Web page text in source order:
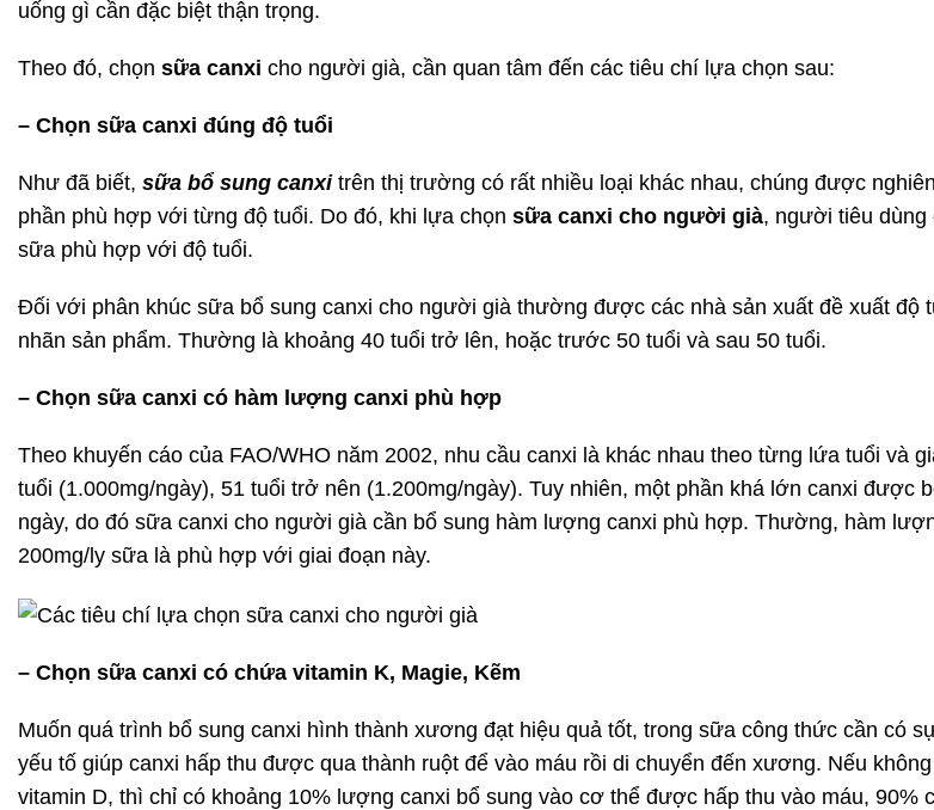
uống gì cần đặc biệt thận trọng.
Theo đó, chọn sữa canxi cho người già, cần quan tâm đến các tiêu chí lựa chọn sau:
– Chọn sữa canxi đúng độ tuổi
Như đã biết, sữa bổ sung canxitrên thị trường có rất nhiều loại khác nhau, chúng được
phần phù hợp với từng độ tuổi. Do đó, khi lựa chọn sữa canxi cho người già, người tiêu dùng
sữa phù hợp với độ tuổi.
Đối với phân khúc sữa bổ sung canxi cho người già thường được các nhà sản xuất đề xuất độ
nhãn sản phẩm. Thường là khoảng 40 tuổi trở lên, hoặc trước 50 tuổi và sau 50 tuổi.
– Chọn sữa canxi có hàm lượng canxi phù hợp
Theo khuyến cáo của FAO/WHO năm 2002, nhu cầu canxi là khác nhau theo từng lứa tuổi và
tuổi (1.000mg/ngày), 51 tuổi trở nên (1.200mg/ngày). Tuy nhiên, một phần khá lớn canxi được
ngày, do đó sữa canxi cho người già cần bổ sung hàm lượng canxi phù hợp. Thường, hàm
200mg/ly sữa là phù hợp với giai đoạn này.
– Chọn sữa canxi có chứa vitamin K, Magie, Kẽm
Muốn quá trình bổ sung canxi hình thành xương đạt hiệu quả tốt, trong sữa công thức cần có
yếu tố giúp canxi hấp thu được qua thành ruột để vào máu rồi di chuyển đến xương. Nếu
vitamin D, thì chỉ có khoảng 10% lượng canxi bổ sung vào cơ thể được hấp thu vào máu, 90%